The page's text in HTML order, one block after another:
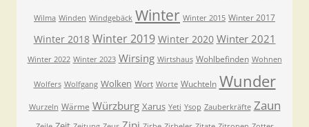
Wilma Winden Windgebäck Winter Winter 2015 Winter 2017
Winter 2018 Winter 2019 Winter 2020 Winter 2021
Winter 2022 Winter 2023 Wirsing Wirtshaus Wohlbefinden Wohnen
Wolfers Wolfgang Wolken Wort Worte Wuchteln Wunder
Wurzeln Wärme Würzburg Xarus Yeti Ysop Zauberkräfte Zaun